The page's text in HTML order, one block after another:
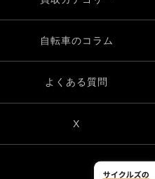
自転車のコラム
よくある質問
X